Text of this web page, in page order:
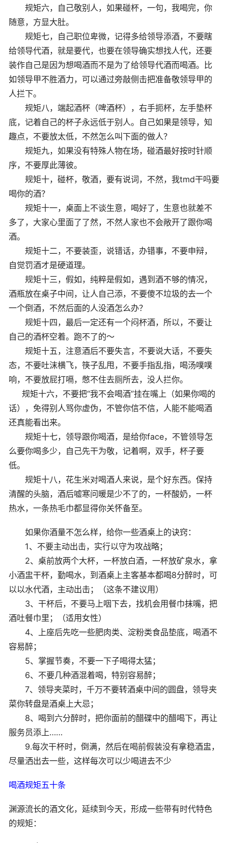
规矩六，自己敬别人，如果碰杯，一句，我喝完，你
随意，方显大肚。
规矩七，自己职位卑微，记得多给领导添酒，不要瞎
给领导代酒，就是要代，也要在领导确实想找人代，还要
装作自己是因为想喝酒而不是为了给领导代酒而喝酒。比
如领导甲不胜酒力，可以通过旁敲侧击把准备敬领导甲的
人拦下。
规矩八，端起酒杯（啤酒杯），右手扼杯，左手垫杯
底，记着自己的杯子永远低于别人。自己如果是领导，知
趣点，不要放太低，不然怎么叫下面的做人？
规矩九，如果没有特殊人物在场，碰酒最好按时针顺
序，不要厚此薄彼。
规矩十，碰杯，敬酒，要有说词，不然，我tmd干吗要
喝你的酒？
规矩十一，桌面上不谈生意，喝好了，生意也就差不
多了，大家心里面了了然，不然人家也不会敞开了跟你喝
酒。
规矩十二，不要装歪，说错话，办错事，不要申辩，
自觉罚酒才是硬道理。
规矩十三，假如，纯粹是假如，遇到酒不够的情况，
酒瓶放在桌子中间，让人自己添，不要傻不垃圾的去一个
一个倒酒，不然后面的人没酒怎么办？
规矩十四，最后一定还有一个闷杯酒，所以，不要让
自己的酒杯空着。跑不了的～
规矩十五，注意酒后不要失言，不要说大话，不要失
态，不要吐沫横飞，筷子乱甩，不要手指乱指，喝汤噗噗
响，不要放屁打嗝，憋不住去厕所去，没人拦你。
规矩十六，不要把“我不会喝酒”挂在嘴上（如果你喝的
话），免得别人骂你虚伪，不管你信不信，人能不能喝酒
还真能看出来。
规矩十七，领导跟你喝酒，是给你face，不管领导怎
么要你喝多少，自己先干为敬，记着啊，双手，杯子要
低。
规矩十八，花生米对喝酒人来说，是个好东西。保持
清醒的头脑，酒后嘘寒问暖是少不了的，一杯酸奶，一杯
热水，一条热毛巾都显得你关怀备至。
如果你酒量不怎么样，给你一些酒桌上的诀窍：
1、不要主动出击，实行以守为攻战略；
2、桌前放两个大杯，一杯放白酒，一杯放矿泉水，拿
小酒盅干杯，勤喝水，到酒桌上主客基本都喝8分醉时，可
以以水代酒，主动出击；（这条不建议用）
3、干杯后，不要马上咽下去，找机会用餐巾抹嘴，把
酒吐餐巾里；（适用女性）
4、上座后先吃一些肥肉类、淀粉类食品垫底，喝酒不
容易醉；
5、掌握节奏，不要一下子喝得太猛；
6、不要几种酒混着喝，特别容易醉；
7、领导夹菜时，千万不要转酒桌中间的圆盘，领导夹
菜你转盘是酒桌上大忌；
8、喝到六分醉时，把你面前的醋碟中的醋喝下，再让
服务员添上……
9.每次干杯时，倒满，然后在喝前假装没有拿稳酒盅，
尽量洒出去一些，这样每次可以少喝进去不少
喝酒规矩五十条
渊源流长的酒文化，延续到今天，形成一些带有时代特色
的规矩：